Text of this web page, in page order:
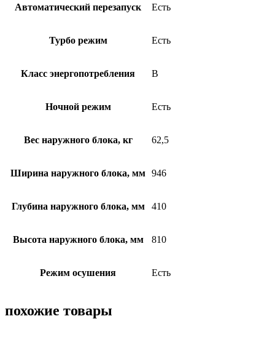
Автоматический перезапуск Есть
Турбо режим Есть
Класс энергопотребления B
Ночной режим Есть
Вес наружного блока, кг 62,5
Ширина наружного блока, мм 946
Глубина наружного блока, мм 410
Высота наружного блока, мм 810
Режим осушения Есть
похожие товары